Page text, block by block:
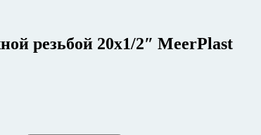
резьбой 20х1/2″ MeerPlast